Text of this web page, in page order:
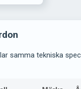
samma tekniska